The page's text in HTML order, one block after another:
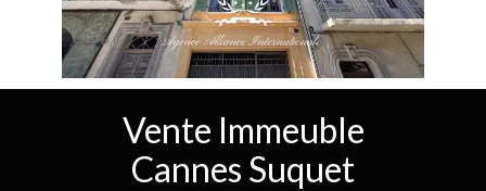
Vente Immeuble
Cannes Suquet